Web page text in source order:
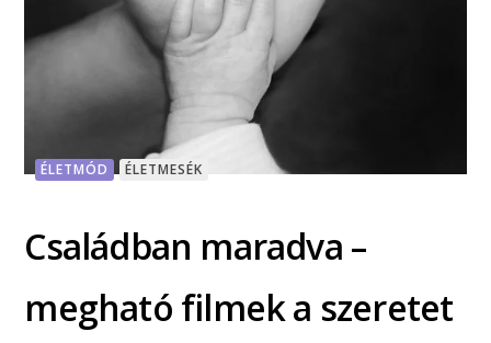
ÉLETMÓD ÉLETMESÉK
Családban maradva –
megható filmek a szeretet